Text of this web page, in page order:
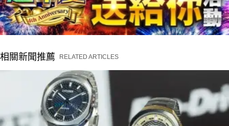
相關新聞推薦 RELATED ARTICLES